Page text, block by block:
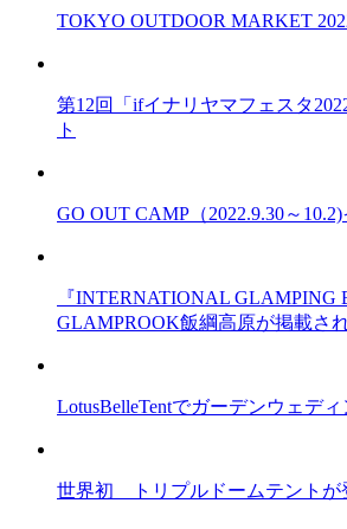
TOKYO OUTDOOR MARKET
第12回「ifイナリヤマフェスタ
ト
GO OUT CAMP（2022.9.30～
『INTERNATIONAL GLAMPING
GLAMPROOK飯綱高原が掲載さ
LotusBelleTentでガーデンウェデ
世界初 トリプルドームテントが